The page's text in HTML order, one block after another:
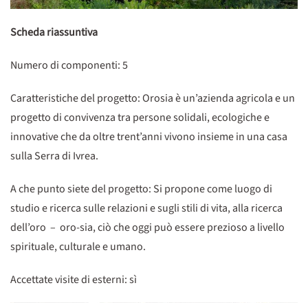
Scheda riassuntiva
Numero di componenti: 5
Caratteristiche del progetto: Orosia è un’azienda agricola e un
progetto di convivenza tra persone solidali, ecologiche e
innovative che da oltre trent’anni vivono insieme in una casa
sulla Serra di Ivrea.
A che punto siete del progetto: Si propone come luogo di
studio e ricerca sulle relazioni e sugli stili di vita, alla ricerca
dell’oro – oro-sia, ciò che oggi può essere prezioso a livello
spirituale, culturale e umano.
Accettate visite di esterni: sì